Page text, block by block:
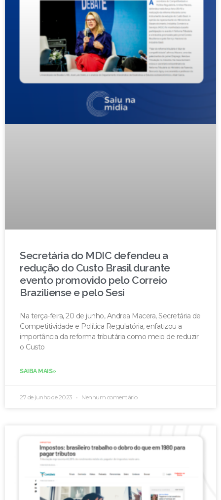
Secretária do MDIC defendeu a
redução do Custo Brasil durante
evento promovido pelo Correio
Braziliense e pelo Sesi
Na terça-feira, 20 de junho, Andrea Macera, Secretária de
Competitividade e Política Regulatória, enfatizou a
importância da reforma tributária como meio de reduzir
o Custo
SAIBA MAIS»
27 de junho de 2023 Nenhum comentário